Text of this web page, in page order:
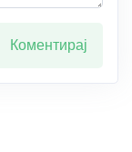
Коментирај